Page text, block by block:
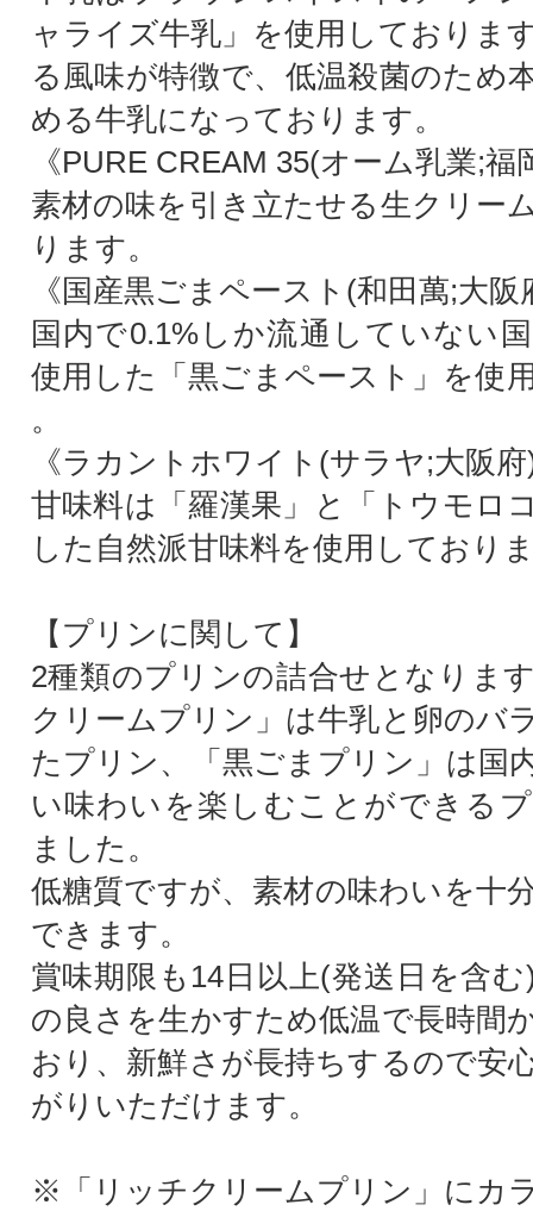
ャライズ牛乳」を使用しておりま
る風味が特徴で、低温殺菌のため
める牛乳になっております。
《PURE CREAM 35(オーム乳業;福
素材の味を引き立たせる生クリー
ります。
《国産黒ごまペースト(和田萬;大阪
国内で0.1%しか流通していない
使用した「黒ごまペースト」を使
。
《ラカントホワイト(サラヤ;大阪
甘味料は「羅漢果」と「トウモロ
した自然派甘味料を使用しており
【プリンに関して】
2種類のプリンの詰合せとなりま
クリームプリン」は牛乳と卵のバ
たプリン、「黒ごまプリン」は国
い味わいを楽しむことができる
ました。
低糖質ですが、素材の味わいを十
できます。
賞味期限も14日以上(発送日を含
の良さを生かすため低温で長時間
おり、新鮮さが長持ちするので安
がりいただけます。
※「リッチクリームプリン」にカ